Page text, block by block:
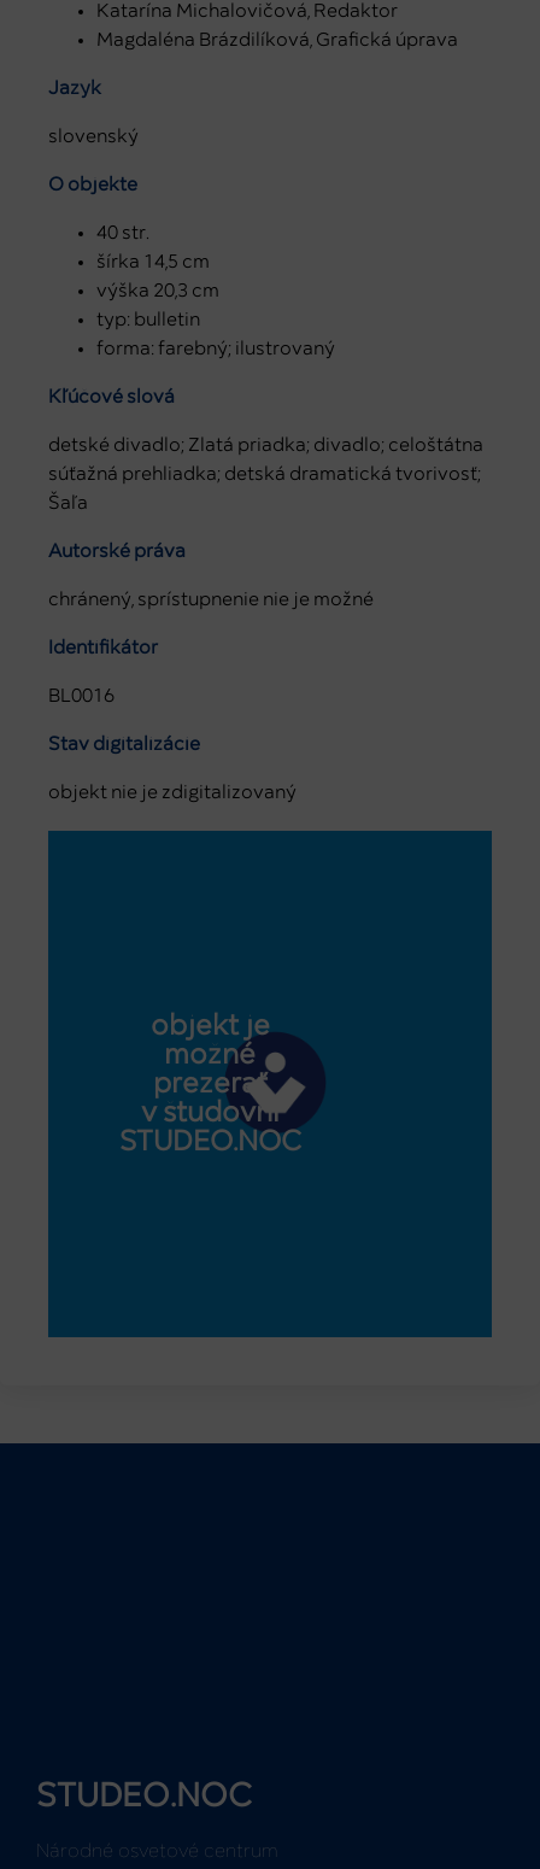
Katarína Michalovičová, Redaktor
Magdaléna Brázdilíková, Grafická úprava
Jazyk
slovenský
O objekte
40 str.
šírka 14,5 cm
výška 20,3 cm
typ: bulletin
forma: farebný; ilustrovaný
Kľúčové slová
detské divadlo; Zlatá priadka; divadlo; celoštátna
súťažná prehliadka; detská dramatická tvorivosť;
Šaľa
Autorské práva
chránený, sprístupnenie nie je možné
Identifikátor
BL0016
Stav digitalizácie
objekt nie je zdigitalizovaný
objekt je
možné
prezerať
v študovni
STUDEO.NOC
STUDEO.NOC
Národné osvetové centrum